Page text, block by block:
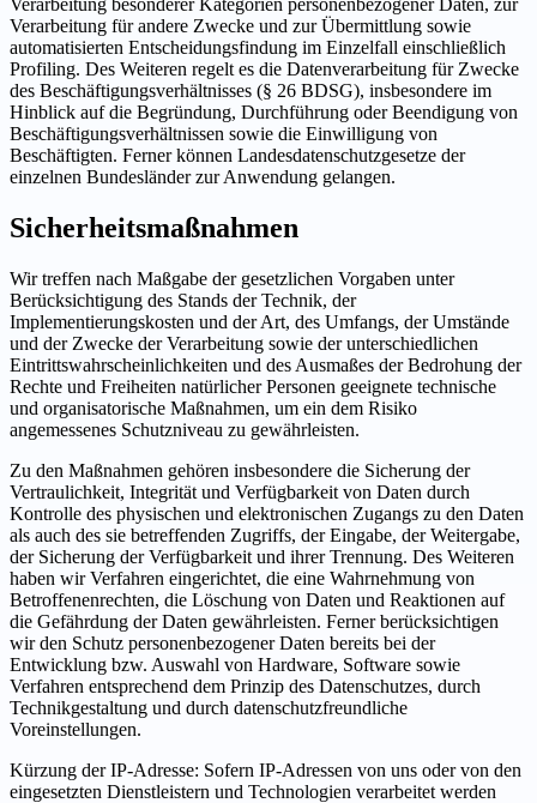
Verarbeitung für andere Zwecke und zur Übermittlung sowie
automatisierten Entscheidungsfindung im Einzelfall einschließlich
Profiling. Des Weiteren regelt es die Datenverarbeitung für Zwecke
des Beschäftigungsverhältnisses (§ 26 BDSG), insbesondere im
Hinblick auf die Begründung, Durchführung oder Beendigung von
Beschäftigungsverhältnissen sowie die Einwilligung von
Beschäftigten. Ferner können Landesdatenschutzgesetze der
einzelnen Bundesländer zur Anwendung gelangen.
Sicherheitsmaßnahmen
Wir treffen nach Maßgabe der gesetzlichen Vorgaben unter
Berücksichtigung des Stands der Technik, der
Implementierungskosten und der Art, des Umfangs, der Umstände
und der Zwecke der Verarbeitung sowie der unterschiedlichen
Eintrittswahrscheinlichkeiten und des Ausmaßes der Bedrohung der
Rechte und Freiheiten natürlicher Personen geeignete technische
und organisatorische Maßnahmen, um ein dem Risiko
angemessenes Schutzniveau zu gewährleisten.
Zu den Maßnahmen gehören insbesondere die Sicherung der
Vertraulichkeit, Integrität und Verfügbarkeit von Daten durch
Kontrolle des physischen und elektronischen Zugangs zu den Daten
als auch des sie betreffenden Zugriffs, der Eingabe, der Weitergabe,
der Sicherung der Verfügbarkeit und ihrer Trennung. Des Weiteren
haben wir Verfahren eingerichtet, die eine Wahrnehmung von
Betroffenenrechten, die Löschung von Daten und Reaktionen auf
die Gefährdung der Daten gewährleisten. Ferner berücksichtigen
wir den Schutz personenbezogener Daten bereits bei der
Entwicklung bzw. Auswahl von Hardware, Software sowie
Verfahren entsprechend dem Prinzip des Datenschutzes, durch
Technikgestaltung und durch datenschutzfreundliche
Voreinstellungen.
Kürzung der IP-Adresse: Sofern IP-Adressen von uns oder von den
eingesetzten Dienstleistern und Technologien verarbeitet werden